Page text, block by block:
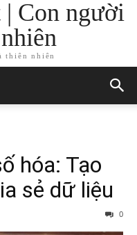
Con người
thiên nhiên
hóa: Tạo
sẻ dữ liệu
0